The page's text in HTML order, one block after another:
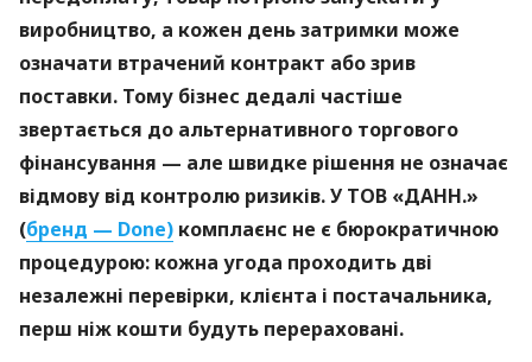
виробництво, а кожен день затримки може
означати втрачений контракт або зрив
поставки. Тому бізнес дедалі частіше
звертається до альтернативного торгового
фінансування — але швидке рішення не означає
відмову від контролю ризиків. У ТОВ «ДАНН.»
(бренд — Done) комплаєнс не є бюрократичною
процедурою: кожна угода проходить дві
незалежні перевірки, клієнта і постачальника,
перш ніж кошти будуть перераховані.